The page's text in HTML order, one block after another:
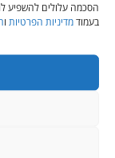
הסכמה עלולים להשפיע
בעמודמדיניות הפרטיות ו
במקרה וקיבלתם
להחזירו אלינו
תקנון
השילוח אשר